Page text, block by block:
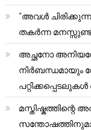
“അവൾ
തകർന്ന
അച്ഛനോ
നിർബന്ധമായും
പറ്റിക്കപ്പെടലുകൾ
മസ്തിഷ്കത്തിന്റെ